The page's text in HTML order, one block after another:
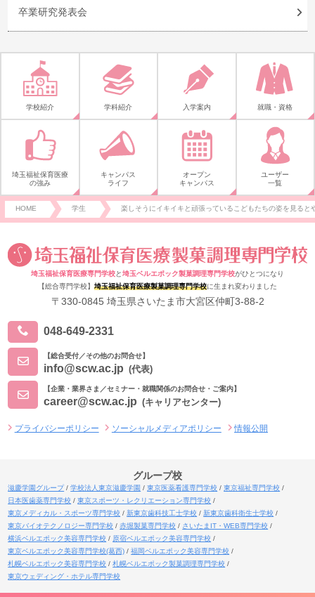
卒業研究発表会
学校紹介 学科紹介 入学案内 就職・資格
埼玉福祉保育医療
の強み
キャンパス
ライフ
オープン
キャンパス
ユーザー
一覧
HOME 学生 楽しそうにイキイキと頑張っているこどもたちの姿を見ると
埼玉福祉保育医療専門学校と埼玉ベルエポック製菓調理専門学校がひとつになり
【総合専門学校】 埼玉福祉保育医療製菓調理専門学校に生まれ変わりました
〒330-0845 埼玉県さいたま市大宮区仲町3-88-2
048-649-2331
【総合受付／その他のお問合せ】
info@scw.ac.jp (代表)
【企業・業界さま／セミナー・就職関係のお問合せ・ご案内】
career@scw.ac.jp (キャリアセンター)
プライバシーポリシー ソーシャルメディアポリシー 情報公開
グループ校
滋慶学園グループ 学校法人東京滋慶学園 東京医薬看護専門学校
東京福祉専門学校
日本医歯薬専門学校
東京スポーツ・レクリエーション専門学校
東京メディカル・スポーツ専門学校
新東京歯科技工士学校
新東京歯科衛生士学校
東京バイオテクノロジー専門学校
赤堀製菓専門学校
さいたまIT・WEB専門学校
横浜ベルエポック美容専門学校
原宿ベルエポック美容専門学校
東京ベルエポック美容専門学校(葛西)
福岡ベルエポック美容専門学校
札幌ベルエポック美容専門学校
札幌ベルエポック製菓調理専門学校
東京ウェディング・ホテル専門学校